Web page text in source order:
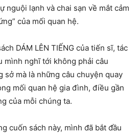
nguội lạnh và chai sạn về mắt cảm
của mối quan hệ.
DÁM LÊN TIẾNG của tiến sĩ, tác
mình nghĩ tới không phải câu
sở mà là những câu chuyện quay
mối quan hệ gia đình, điều gần
của mỗi chúng ta.
cuốn sách này, mình đã bắt đầu